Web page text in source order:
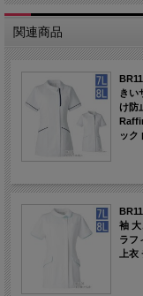
関連商品
きい
け防
ック
袖
ラフ
上